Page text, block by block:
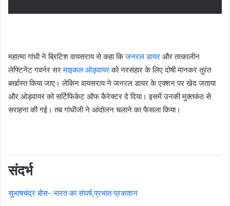
महात्मा गांधी ने ब्रिटिश वायसराय से कहा किजनरल डायर और तत्कालीन
लेफ्टिनेंट गवर्नर सरमाइकल ओड्वायरको नरसंहार के लिए दोषी मानकर तुरंत
बर्खास्त किया जाए। लेकिन वायसराय ने जनरल डायर के एक्शन पर खेद जताया
और ओड्वायर को सर्टिफिकेट ऑफ कैरेक्टर दे दिया। इसमें उनकी मुक्तकंठ से
सराहना की गई। तब गांधीजी ने आंदोलन चलाने का फैसला किया।
संदर्भ
सुभाषचंद्र बोस- भारत का संघर्ष,प्रभात प्रकाशन